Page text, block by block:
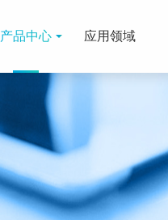
产品中心 应用领域